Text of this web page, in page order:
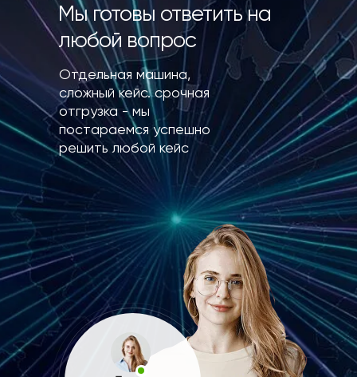
Отдельная машина,
сложный кейс. срочная
отгрузка - мы
постараемся успешно
решить любой кейс
Мы готовы ответить на
любой вопрос